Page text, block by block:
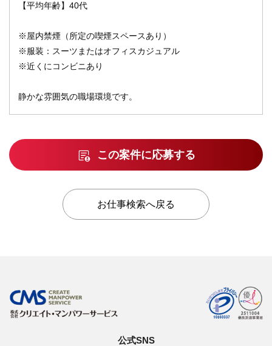
【平均年齢】40代
※屋内禁煙（所定の喫煙スペースあり）
※服装：スーツまたはオフィスカジュアル
※近くにコンビニあり
静かな雰囲気の職場環境です。
この案件に応募する
お仕事検索へ戻る
公式SNS